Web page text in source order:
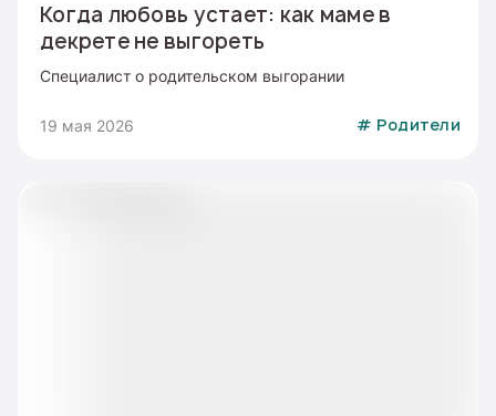
Когда любовь устает: как маме в
декрете не выгореть
Специалист о родительском выгорании
19 мая 2026 # Родители